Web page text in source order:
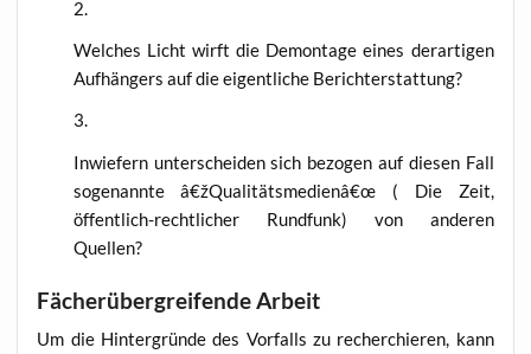
Wel­ches Licht wirft die Demon­ta­ge eines der­ar­ti­gen
Auf­hän­gers auf die eigent­li­che Berichterstattung?
Inwie­fern unter­schei­den sich bezo­gen auf die­sen Fall
soge­nann­te â€žQualitätsmedienâ€œ ( Die Zeit,
öffent­lich-recht­li­cher Rund­funk) von ande­ren
Quellen?
Fächerübergreifende Arbeit
Um die Hin­ter­grün­de des Vor­falls zu recher­chie­ren, kann